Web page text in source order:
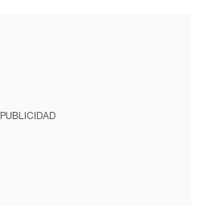
PUBLICIDAD